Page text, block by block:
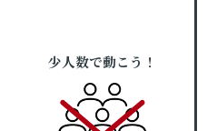
少人数で動こう！